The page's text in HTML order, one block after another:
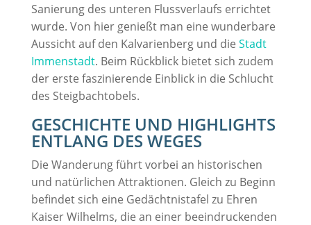
Sanierung des unteren Flussverlaufs errichtet
wurde. Von hier genießt man eine wunderbare
Aussicht auf den Kalvarienberg und die Stadt
Immenstadt. Beim Rückblick bietet sich zudem
der erste faszinierende Einblick in die Schlucht
des Steigbachtobels.
GESCHICHTE UND HIGHLIGHTS
ENTLANG DES WEGES
Die Wanderung führt vorbei an historischen
und natürlichen Attraktionen. Gleich zu Beginn
befindet sich eine Gedächtnistafel zu Ehren
Kaiser Wilhelms, die an einer beeindruckenden